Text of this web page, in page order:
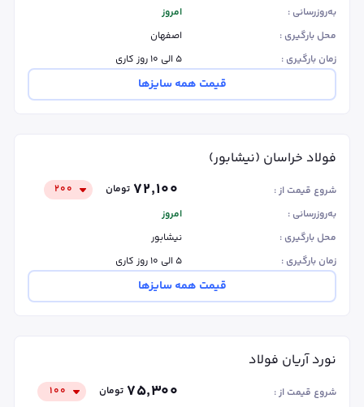
به‌روزرسانی :
امروز
محل بارگیری :
اصفهان
زمان بارگیری :
۵ الی ۱۰ روز کاری
قیمت همه سایزها
فولاد خراسان (نیشابور)
شروع قیمت از : ۷۲٬۱۰۰ تومان
۲۰۰
به‌روزرسانی :
امروز
محل بارگیری :
نیشابور
زمان بارگیری :
۵ الی ۱۰ روز کاری
قیمت همه سایزها
نورد آریان فولاد
شروع قیمت از : ۷۵٬۳۰۰ تومان
۱۰۰